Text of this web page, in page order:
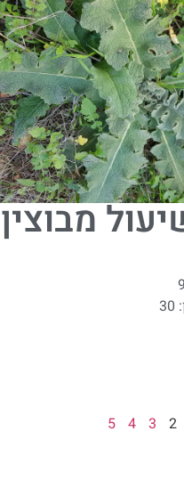
מבוצין
2
3
4
5